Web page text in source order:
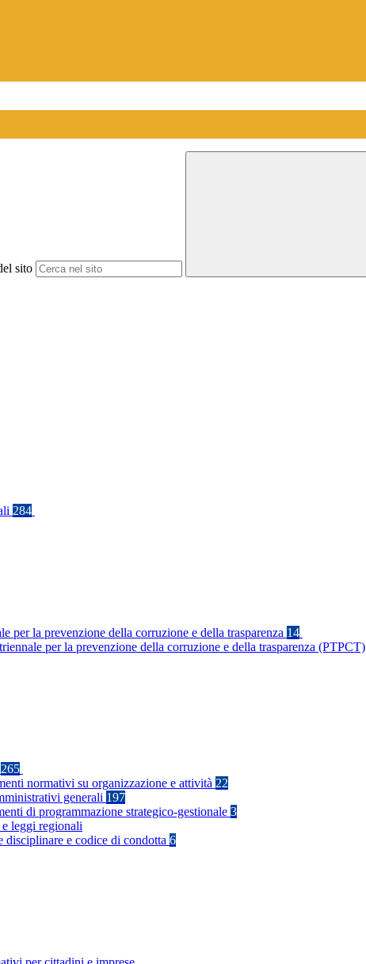
sito
284
per la prevenzione della corruzione e della trasparenza 14
per la prevenzione della corruzione e della trasparenza (PTPCT)
265
normativi su organizzazione e attività 22
generali 197
di programmazione strategico-gestionale 3
e leggi regionali
disciplinare e codice di condotta 6